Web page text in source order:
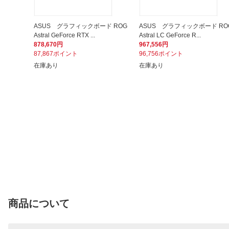
ASUS グラフィックボード ROG
Astral GeForce RTX ...
878,670円
87,867ポイント
在庫あり
ASUS グラフィックボード
Astral LC GeForce R...
967,556円
96,756ポイント
在庫あり
商品について